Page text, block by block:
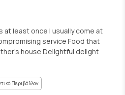
at least once I usually come at
service Food that
house Delightful delight
Περιβάλλον